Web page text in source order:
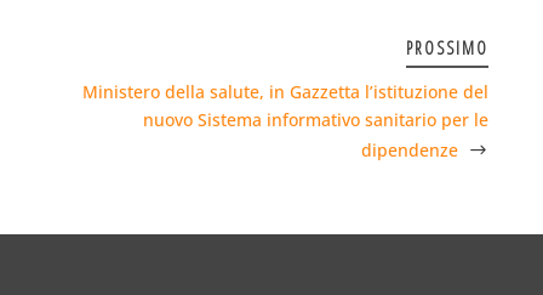
PROSSIMO
Ministero della salute, in Gazzetta l’istituzione del
nuovo Sistema informativo sanitario per le
dipendenze